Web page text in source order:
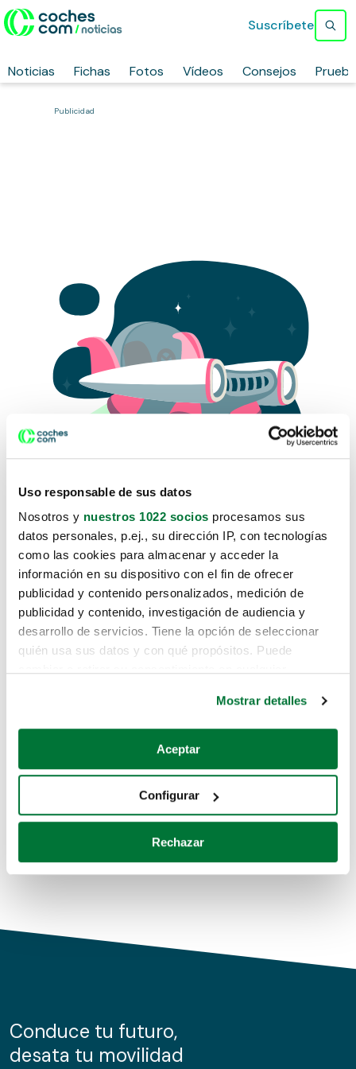
Uso responsable de sus datos
Nosotros y nuestros 1022 socios procesamos sus
datos personales, p.ej., su dirección IP, con tecnologías
como las cookies para almacenar y acceder la
información en su dispositivo con el fin de ofrecer
publicidad y contenido personalizados, medición de
publicidad y contenido, investigación de audiencia y
desarrollo de servicios. Tiene la opción de seleccionar
quién usa sus datos y con qué propósitos. Puede
Si lo permite, también quisiéramos:
Recopilar información sobre su ubicación geográfica
Identificar su dispositivo analizándolo activamente
para buscar características específicas (huellas
Obtenga más información sobre cómo se procesan sus
de cookies.
información sobre el uso que haga del sitio web con
nuestros partners de redes sociales, publicidad y análisis
Mostrar detalles
Aceptar
Configurar
Rechazar
Noticias Fichas Fotos Vídeos Consejos
Suscríbete
Publicidad
Lo sentimos, no sabemos como
te hemos traido hasta aquí.
Pero puedes encontrar el coche que estás
buscando en alguno de estos enlaces:
Coches de segunda mano
Coches de km0
Conduce tu futuro,
desata tu movilidad